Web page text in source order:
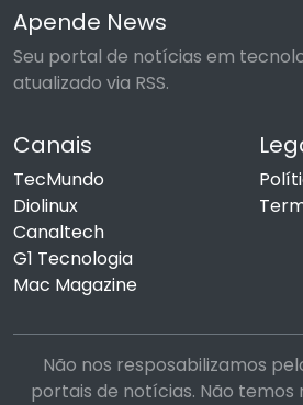
Apende News
Seu portal de notícias em
atualizado via RSS.
Canais
TecMundo
Diolinux
Canaltech
G1 Tecnologia
Mac Magazine
Não nos resposabilizamos
portais de notícias. Não temos